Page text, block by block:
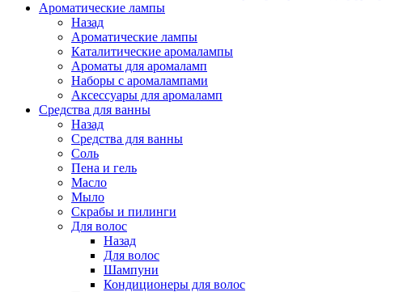
Ароматические лампы
Назад
Ароматические лампы
Каталитические аромалампы
Ароматы для аромаламп
Наборы с аромалампами
Аксессуары для аромаламп
Средства для ванны
Назад
Средства для ванны
Соль
Пена и гель
Масло
Мыло
Скрабы и пилинги
Для волос
Назад
Для волос
Шампуни
Кондиционеры для волос